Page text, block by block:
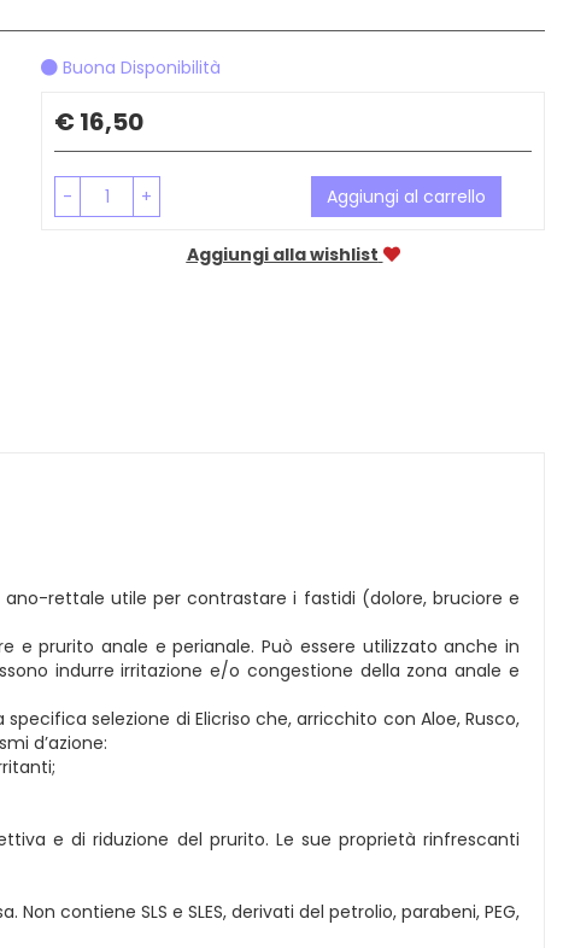
Buona Disponibilità
Prezzo
€ 16,50
- + Aggiungi al carrello
Aggiungi alla wishlist
rettale utile per contrastare i fastidi (dolore, bruciore e
prurito anale e perianale. Può essere utilizzato anche in
indurre irritazione e/o congestione della zona anale e
selezione di Elicriso che, arricchito con Aloe, Rusco,
d’azione:
e di riduzione del prurito. Le sue proprietà rinfrescanti
contiene SLS e SLES, derivati del petrolio, parabeni, PEG,